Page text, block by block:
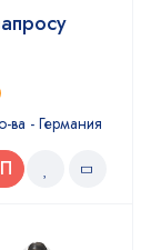
ва - Германия